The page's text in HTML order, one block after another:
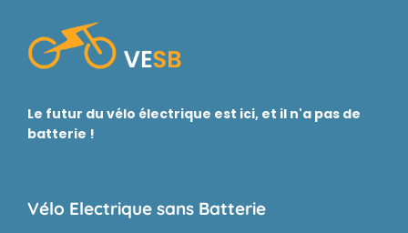
Le futur du vélo électrique est ici, et il n'a pas de
batterie !
Vélo Electrique sans Batterie